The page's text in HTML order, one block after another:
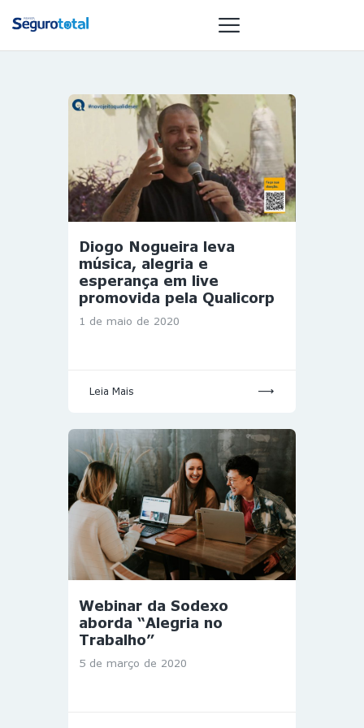
NOTÍCIAS
REVISTA
ESPECIAIS
GAIVOTA DE
OURO
MULHERES
GESTORAS
HOMEST
HOME
Diogo Nogueira leva
música, alegria e
esperança em live
promovida pela Qualicorp
1 de maio de 2020
Leia Mais
Webinar da Sodexo
aborda “Alegria no
Trabalho”
5 de março de 2020